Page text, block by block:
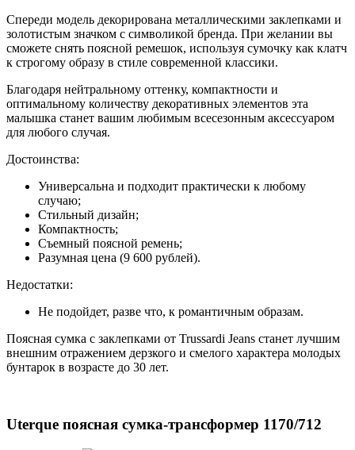
Спереди модель декорирована металлическими заклепками и
золотистым значком с символикой бренда. При желании вы
сможете снять поясной ремешок, используя сумочку как клатч
к строгому образу в стиле современной классики.
Благодаря нейтральному оттенку, компактности и
оптимальному количеству декоративных элементов эта
малышка станет вашим любимым всесезонным аксессуаром
для любого случая.
Достоинства:
Универсальна и подходит практически к любому
случаю;
Стильный дизайн;
Компактность;
Съемный поясной ремень;
Разумная цена (9 600 рублей).
Недостатки:
Не подойдет, разве что, к романтичным образам.
Поясная сумка с заклепками от Trussardi Jeans станет лучшим
внешним отражением дерзкого и смелого характера молодых
бунтарок в возрасте до 30 лет.
Uterque поясная сумка-трансформер 1170/712